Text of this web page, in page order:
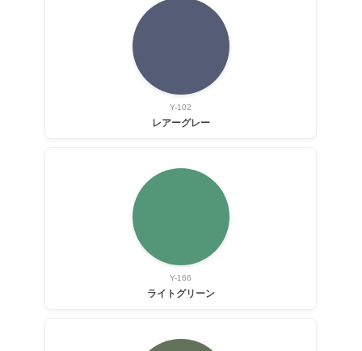
Y-102
レアーグレー
Y-166
ライトグリーン